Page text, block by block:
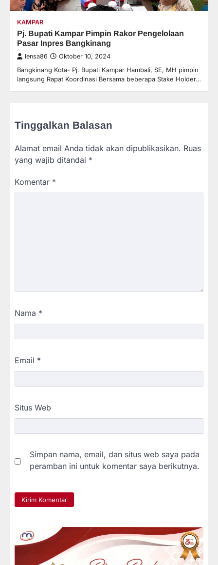
KAMPAR
Pj. Bupati Kampar Pimpin Rakor Pengelolaan
Pasar Inpres Bangkinang
lensa86 Oktober 10, 2024
Bangkinang Kota- Pj. Bupati Kampar Hambali, SE, MH pimpin
langsung Rapat Koordinasi Bersama beberapa Stake Holder…
Tinggalkan Balasan
Alamat email Anda tidak akan dipublikasikan. Ruas
yang wajib ditandai *
Komentar *
Nama *
Email *
Situs Web
Simpan nama, email, dan situs web saya pada
peramban ini untuk komentar saya berikutnya.